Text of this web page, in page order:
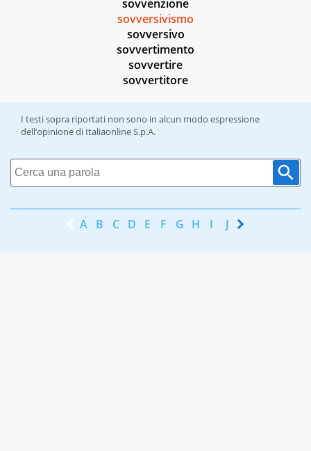
sovvenzione
sovversivismo
sovversivo
sovvertimento
sovvertire
sovvertitore
I testi sopra riportati non sono in alcun modo espressione
dell’opinione di Italiaonline S.p.A.
A B C D E F G H I J K